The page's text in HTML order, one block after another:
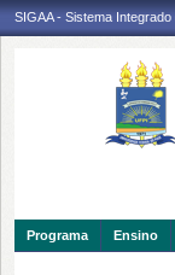
SIGAA - Sistema
Programa Ensino